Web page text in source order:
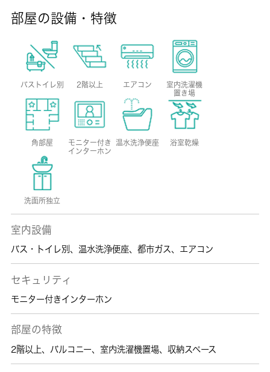
部屋の設備・特徴
バストイレ別 2階以上 エアコン
室内洗濯機
置き場
角部屋
モニター付き
インターホン
温水洗浄便座 浴室乾燥
洗面所独立
室内設備
バス・トイレ別 、 温水洗浄便座、 都市ガス、 エアコン
セキュリティ
モニター付きインターホン
部屋の特徴
2階以上、 バルコニー、 室内洗濯機置場、 収納スペース